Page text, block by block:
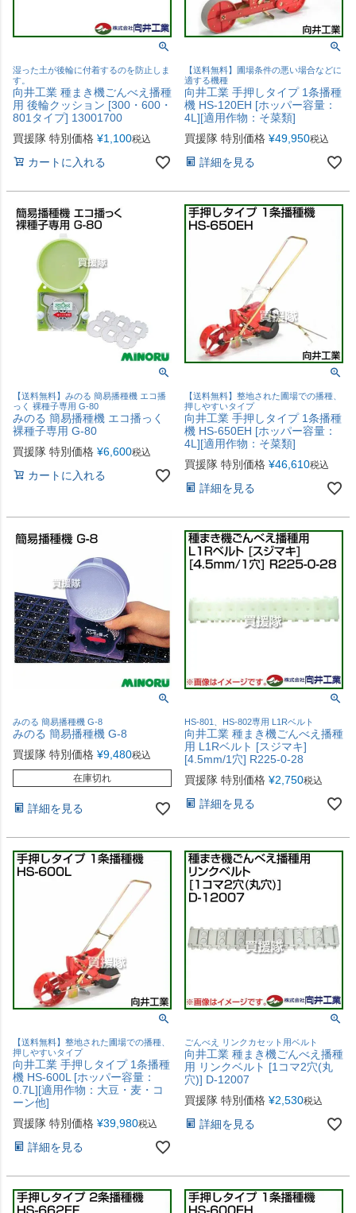
湿った土が後輪に付着するのを防止しま
す。
向井工業 種まき機ごんべえ播種
用 後輪クッション [300・600・
801タイプ] 13001700
買援隊 特別価格 ¥1,100税込
カートに入れる
【送料無料】圃場条件の悪い場合などに
適する機種
向井工業 手押しタイプ 1条播種
機 HS-120EH [ホッパー容量：
4L][適用作物：そ菜類]
買援隊 特別価格 ¥49,950税込
詳細を見る
【送料無料】みのる 簡易播種機 エコ播
っく 裸種子専用 G-80
みのる 簡易播種機 エコ播っく
裸種子専用 G-80
買援隊 特別価格 ¥6,600税込
カートに入れる
【送料無料】整地された圃場での播種、
押しやすいタイプ
向井工業 手押しタイプ 1条播種
機 HS-650EH [ホッパー容量：
4L][適用作物：そ菜類]
買援隊 特別価格 ¥46,610税込
詳細を見る
みのる 簡易播種機 G-8
みのる 簡易播種機 G-8
買援隊 特別価格 ¥9,480税込
在庫切れ
詳細を見る
HS-801、HS-802専用 L1Rベルト
向井工業 種まき機ごんべえ播種
用 L1Rベルト [スジマキ]
[4.5mm/1穴] R225-0-28
買援隊 特別価格 ¥2,750税込
詳細を見る
【送料無料】整地された圃場での播種、
押しやすいタイプ
向井工業 手押しタイプ 1条播種
機 HS-600L [ホッパー容量：
0.7L][適用作物：大豆・麦・コ
ーン他]
買援隊 特別価格 ¥39,980税込
詳細を見る
ごんべえ リンクカセット用ベルト
向井工業 種まき機ごんべえ播種
用 リンクベルト [1コマ2穴(丸
穴)] D-12007
買援隊 特別価格 ¥2,530税込
詳細を見る